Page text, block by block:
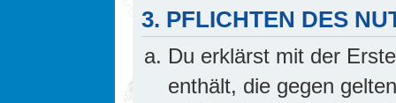
3. PFLICHTEN DES
Du erklärst mit der
enthält, die gegen